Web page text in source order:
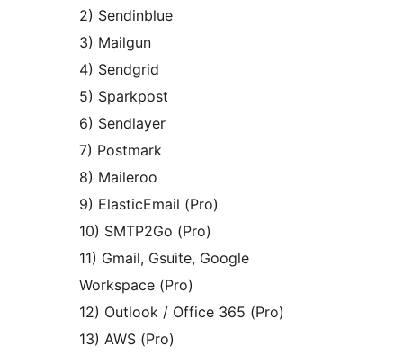
2) Sendinblue
3) Mailgun
4) Sendgrid
5) Sparkpost
6) Sendlayer
7) Postmark
8) Maileroo
9) ElasticEmail (Pro)
10) SMTP2Go (Pro)
11) Gmail, Gsuite, Google
Workspace (Pro)
12) Outlook / Office 365 (Pro)
13) AWS (Pro)